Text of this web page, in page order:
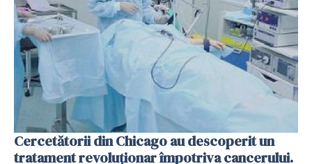
Cercetătorii din Chicago au descoperit un
tratament revoluționar împotriva cancerului.